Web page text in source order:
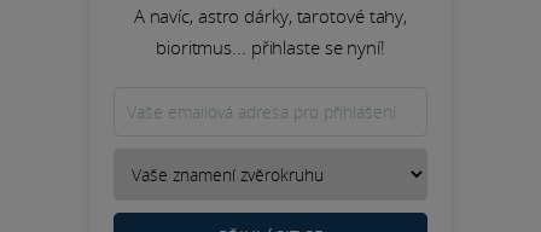
A navíc, astro dárky, tarotové tahy,
bioritmus... přihlaste se nyní!